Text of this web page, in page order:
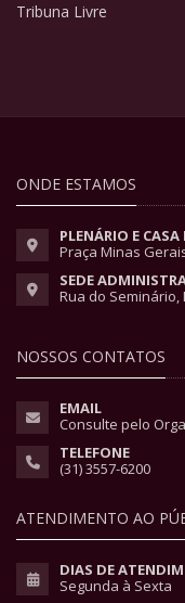
Tribuna Livre
ONDE ESTAMOS
PLENÁRIO E
Praça Minas
SEDE
Rua do Seminário,
NOSSOS CONTATOS
EMAIL
Consulte pelo
TELEFONE
(31) 3557-6200
ATENDIMENTO AO
DIAS DE
Segunda à Sexta